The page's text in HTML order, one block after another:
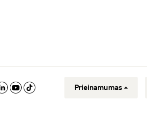
Prieinamumas